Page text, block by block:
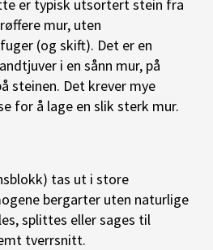
er typisk utsortert stein fra
mur, uten
(og skift). Det er en
i en sånn mur, på
steinen. Det krever mye
for å lage en slik sterk mur.
tas ut i store
bergarter uten naturlige
splittes eller sages til
tverrsnitt.